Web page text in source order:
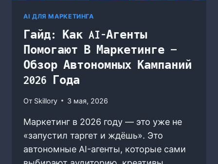
AI ДЛЯ МАРКЕТИНГА
Гайд: Как AI-Агенты
Помогают В Маркетинге —
Обзор Автономных Кампаний
2026 Года
От Skillory 3 мая, 2026
Маркетинг в 2026 году — это уже не
«запустил таргет и ждёшь». Это
автономные AI-агенты, которые сами